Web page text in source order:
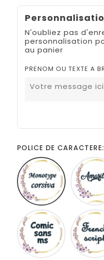
N'oubliez pas
personnalisation
au panier
PRENOM OU TEXTE A
POLICE DE
Monotype
corsiva
Comic
sans
ms